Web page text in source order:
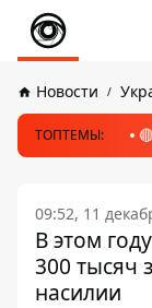
Новости
ТОПТЕМЫ:
09:52, 11
В этом
300 тысяч
насилии